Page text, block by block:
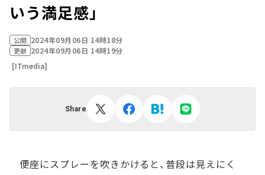
いう満足感」
公開 2024年09月06日 14時18分
更新 2024年09月06日 14時19分
[ITmedia]
Share
便座にスプレーを吹きかけると、普段は見えにく